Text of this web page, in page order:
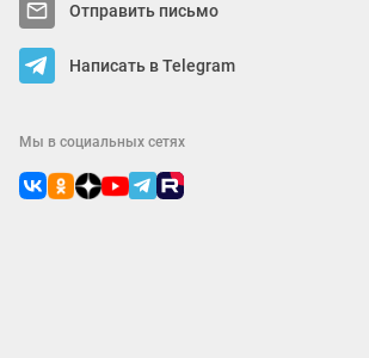
Отправить письмо
Написать в Telegram
Мы в социальных сетях